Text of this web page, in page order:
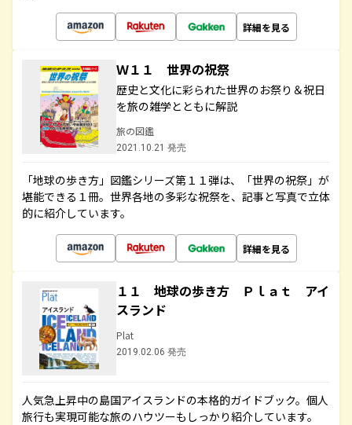
詳細を見る
Ｗ１１ 世界の祝祭
歴史と文化に彩られた世界のお祭り＆祝日
を旅の雑学とともに解説
旅の図鑑
2021.10.21 発売
「地球の歩き方」図鑑シリーズ第１１弾は、「世界の祝祭」が
堪能できる１冊。世界各地の多彩な祝祭を、記事と写真で立体
的に紹介しています。
詳細を見る
１１ 地球の歩き方 Ｐｌａｔ アイ
スランド
Plat
2019.02.06 発売
人気急上昇中の島国アイスランドの本格的ガイドブック。個人
旅行も実現可能な旅のハウツーもしっかり紹介しています。